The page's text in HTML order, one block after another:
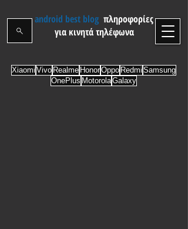
android best blog πληροφορίες
για κινητά τηλέφωνα
Xiaomi Vivo Realme HonorOppo Redmi Samsung
OnePlus MotorolaGalaxy